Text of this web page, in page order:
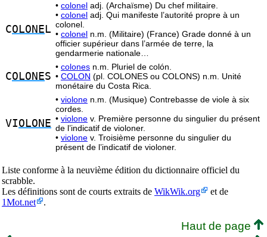
COLONE L
• colonel adj. (Archaïsme) Du chef militaire.
• colonel adj. Qui manifeste l’autorité propre à un
colonel.
• colonel n.m. (Militaire) (France) Grade donné à un
officier supérieur dans l’armée de terre, la
gendarmerie nationale…
COLONES
• colones n.m. Pluriel de colón.
• COLON (pl. COLONES ou COLONS) n.m. Unité
monétaire du Costa Rica.
VIOLONE
• violone n.m. (Musique) Contrebasse de viole à six
cordes.
• violone v. Première personne du singulier du présent
de l’indicatif de violoner.
• violone v. Troisième personne du singulier du
présent de l’indicatif de violoner.
Liste conforme à la neuvième édition du dictionnaire officiel du
scrabble.
Les définitions sont de courts extraits de WikWik.org
et de
1Mot.net
.
Haut de page